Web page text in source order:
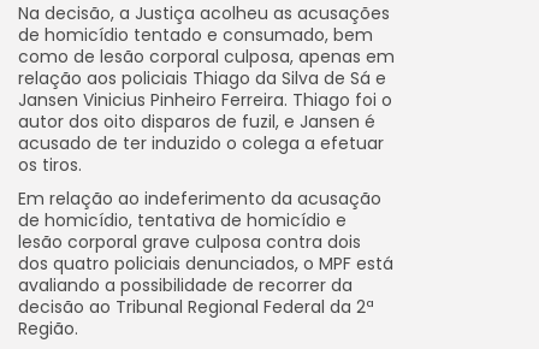
Na decisão, a Justiça acolheu as acusações
de homicídio tentado e consumado, bem
como de lesão corporal culposa, apenas em
relação aos policiais Thiago da Silva de Sá e
Jansen Vinicius Pinheiro Ferreira. Thiago foi o
autor dos oito disparos de fuzil, e Jansen é
acusado de ter induzido o colega a efetuar
os tiros.
Em relação ao indeferimento da acusação
de homicídio, tentativa de homicídio e
lesão corporal grave culposa contra dois
dos quatro policiais denunciados, o MPF está
avaliando a possibilidade de recorrer da
decisão ao Tribunal Regional Federal da 2ª
Região.